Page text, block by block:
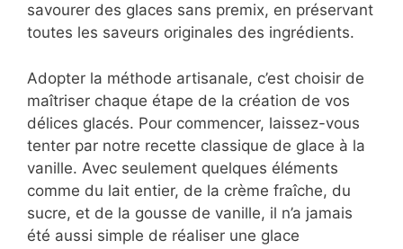
savourer des glaces sans premix, en préservant
toutes les saveurs originales des ingrédients.
Adopter la méthode artisanale, c’est choisir de
maîtriser chaque étape de la création de vos
délices glacés. Pour commencer, laissez-vous
tenter par notre recette classique de glace à la
vanille. Avec seulement quelques éléments
comme du lait entier, de la crème fraîche, du
sucre, et de la gousse de vanille, il n’a jamais
été aussi simple de réaliser une glace